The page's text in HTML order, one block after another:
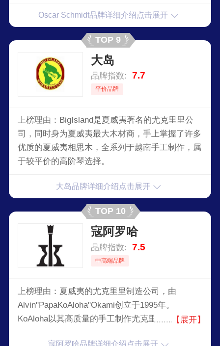
高质量的制造而受到许多乐器爱好者的青睐。
Oscar Schmidt品牌详细介绍点击展开
TOP 9
大岛
品牌指数: 7.7
平价品牌
上榜理由：BigIsland是夏威夷著名的尤克里里公
司，同时身为夏威夷最大木材商，手上掌握了许多
优质的夏威夷相思木，全系列于越南手工制作，属
于较平价的高阶琴选择。
大岛品牌详细介绍点击展开
TOP 10
寇阿罗哈
品牌指数: 7.5
中高端品牌
上榜理由：夏威夷的尤克里里制造公司，由
Alvin"PapaKoAloha"Okami创立于1995年。
KoAloha以其高质量的手工制作尤克里里和独特的
【展开】
寇阿罗哈品牌详细介绍点击展开